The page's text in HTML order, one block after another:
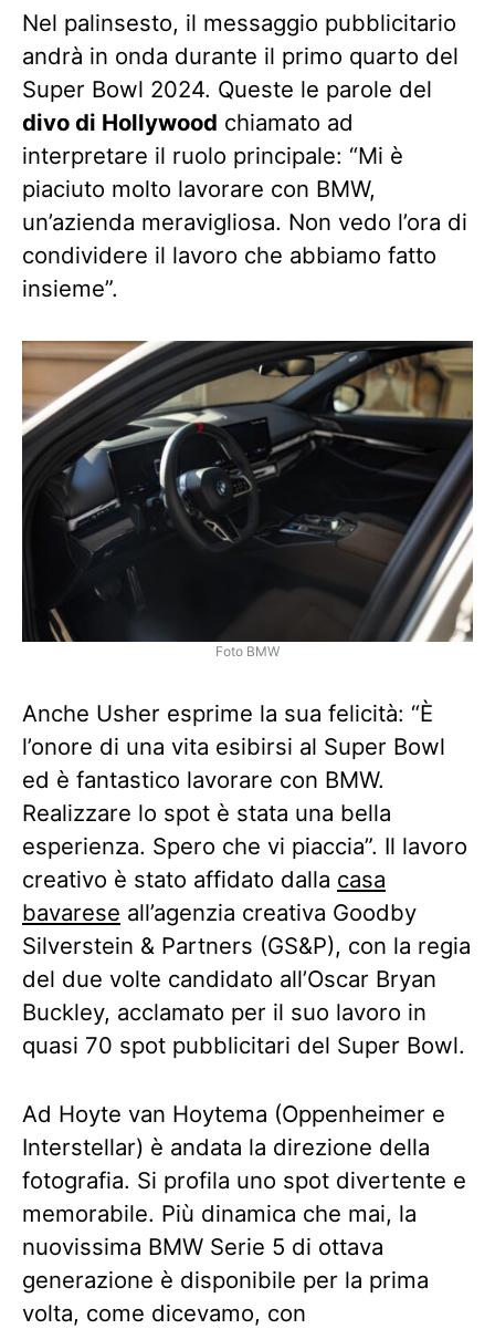
Nel palinsesto, il messaggio pubblicitario
andrà in onda durante il primo quarto del
Super Bowl 2024. Queste le parole del
divo di Hollywood chiamato ad
interpretare il ruolo principale: “Mi è
piaciuto molto lavorare con BMW,
un’azienda meravigliosa. Non vedo l’ora di
condividere il lavoro che abbiamo fatto
insieme”.
Foto BMW
Anche Usher esprime la sua felicità: “È
l’onore di una vita esibirsi al Super Bowl
ed è fantastico lavorare con BMW.
Realizzare lo spot è stata una bella
esperienza. Spero che vi piaccia”. Il lavoro
creativo è stato affidato dalla casa
bavarese all’agenzia creativa Goodby
Silverstein & Partners (GS&P), con la regia
del due volte candidato all’Oscar Bryan
Buckley, acclamato per il suo lavoro in
quasi 70 spot pubblicitari del Super Bowl.
Ad Hoyte van Hoytema (Oppenheimer e
Interstellar) è andata la direzione della
fotografia. Si profila uno spot divertente e
memorabile. Più dinamica che mai, la
nuovissima BMW Serie 5 di ottava
generazione è disponibile per la prima
volta, come dicevamo, con